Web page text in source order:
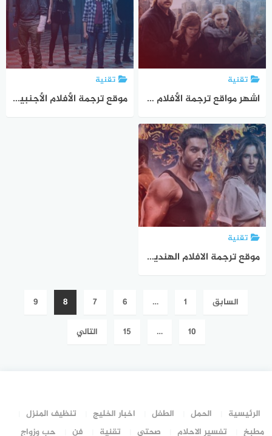
تقنية
اشهر مواقع ترجمة الأفلام وترجمة الافلام الأجنبية Easy Subtitles
تقنية
موقع ترجمة الأفلام الأجنبية الى العربية وترجمة الأفلام الإنجليزية من Subs4Free
تقنية
موقع ترجمة الافلام الهندية الى العربية ومميزات موقع Subtitle Workshop
Postsالسابق 1
…
6
7
8
9
10
…
15 التالي
الرئيسية الحمل الطفل اخبار الخليج
تنظيف المنزل
مطبخ
تفسير الاحلام صحتي تقنية فن حب وزواج